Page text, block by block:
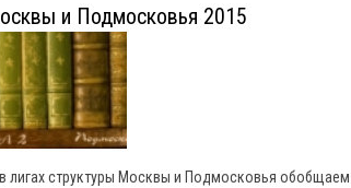
и Подмосковья 2015
в лигах структуры Москвы и Подмосковья